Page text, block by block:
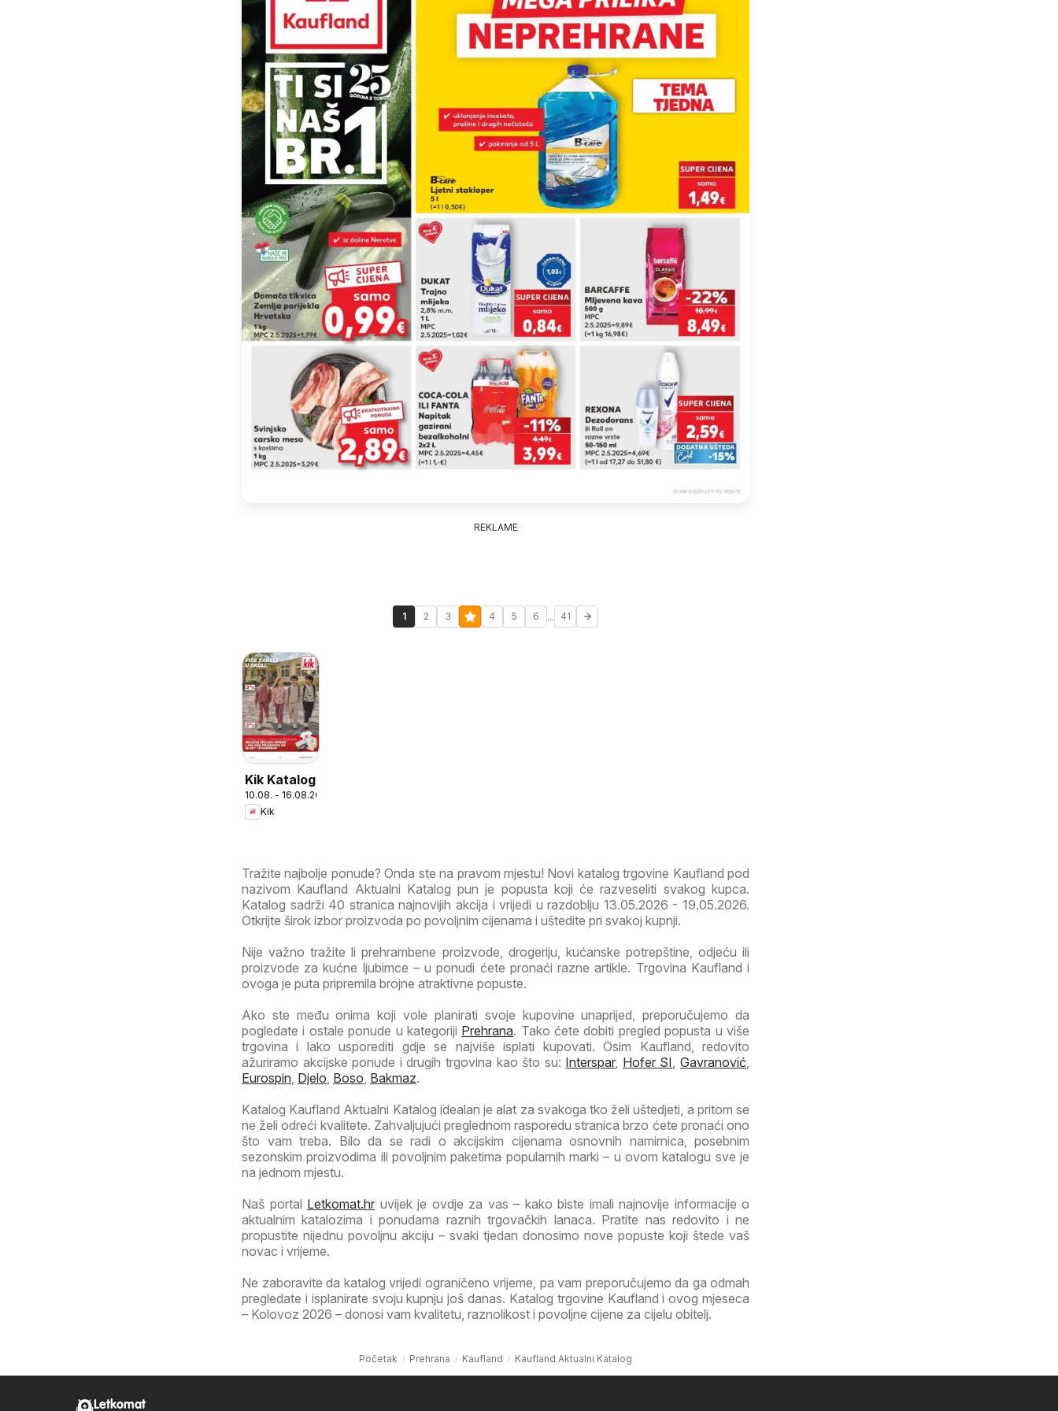
REKLAME
1 2 3 4 5 6 ... 41
Kik Katalog
10.08. - 16.08.2026
Kik
Tražite najbolje ponude? Onda ste na pravom mjestu! Novi katalog trgovine Kaufland pod
nazivom Kaufland Aktualni Katalog pun je popusta koji će razveseliti svakog kupca.
Katalog sadrži 40 stranica najnovijih akcija i vrijedi u razdoblju 13.05.2026 - 19.05.2026.
Otkrijte širok izbor proizvoda po povoljnim cijenama i uštedite pri svakoj kupnji.
Nije važno tražite li prehrambene proizvode, drogeriju, kućanske potrepštine, odjeću ili
proizvode za kućne ljubimce – u ponudi ćete pronaći razne artikle. Trgovina Kaufland i
ovoga je puta pripremila brojne atraktivne popuste.
Ako ste među onima koji vole planirati svoje kupovine unaprijed, preporučujemo da
pogledate i ostale ponude u kategoriji Prehrana. Tako ćete dobiti pregled popusta u više
trgovina i lako usporediti gdje se najviše isplati kupovati. Osim Kaufland, redovito
ažuriramo akcijske ponude i drugih trgovina kao što su: Interspar, Hofer SI ,Gavranović
Eurospin Djelo Boso Bakmaz.
Katalog Kaufland Aktualni Katalog idealan je alat za svakoga tko želi uštedjeti, a pritom se
ne želi odreći kvalitete. Zahvaljujući preglednom rasporedu stranica brzo ćete pronaći ono
što vam treba. Bilo da se radi o akcijskim cijenama osnovnih namirnica, posebnim
sezonskim proizvodima ili povoljnim paketima popularnih marki – u ovom katalogu sve je
na jednom mjestu.
Naš portal Letkomat.hr uvijek je ovdje za vas – kako biste imali najnovije informacije o
aktualnim katalozima i ponudama raznih trgovačkih lanaca. Pratite nas redovito i ne
propustite nijednu povoljnu akciju – svaki tjedan donosimo nove popuste koji štede vaš
novac i vrijeme.
Ne zaboravite da katalog vrijedi ograničeno vrijeme, pa vam preporučujemo da ga odmah
pregledate i isplanirate svoju kupnju još danas. Katalog trgovine Kaufland i ovog mjeseca
– Kolovoz 2026 – donosi vam kvalitetu, raznolikost i povoljne cijene za cijelu obitelj.
Početak Prehrana Kaufland Kaufland Aktualni Katalog
Letkomat